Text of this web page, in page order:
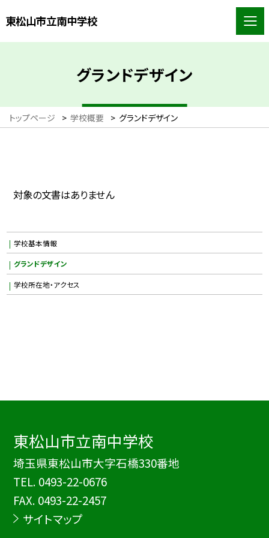
東松山市立南中学校
グランドデザイン
トップページ > 学校概要 > グランドデザイン
対象の文書はありません
学校基本情報
グランドデザイン
学校所在地・アクセス
東松山市立南中学校
埼玉県東松山市大字石橋330番地
TEL. 0493-22-0676
FAX. 0493-22-2457
サイトマップ